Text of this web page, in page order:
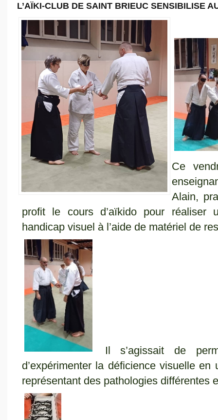
L’AÏKI-CLUB DE SAINT BRIEUC SENSIBILISE
Ce
Alain,
profit le cours d’aïkido pour réaliser
handicap visuel à l’aide de matériel de
Il s’agissait de
d’expérimenter la déficience visuelle
représentant des pathologies différentes